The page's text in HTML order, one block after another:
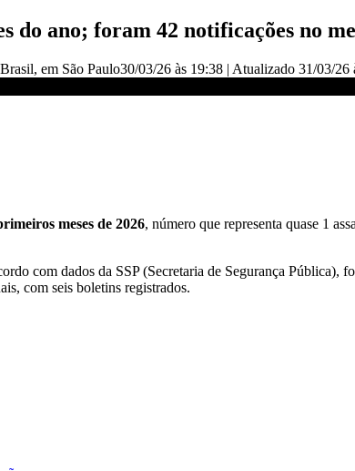
do ano; foram 42 notificações no
, em São Paulo30/03/26 às 19:38 | Atualizado 31/03/26
meses de 2026, número que representa quase 1
com dados da SSP (Secretaria de Segurança Pública),
com seis boletins registrados.